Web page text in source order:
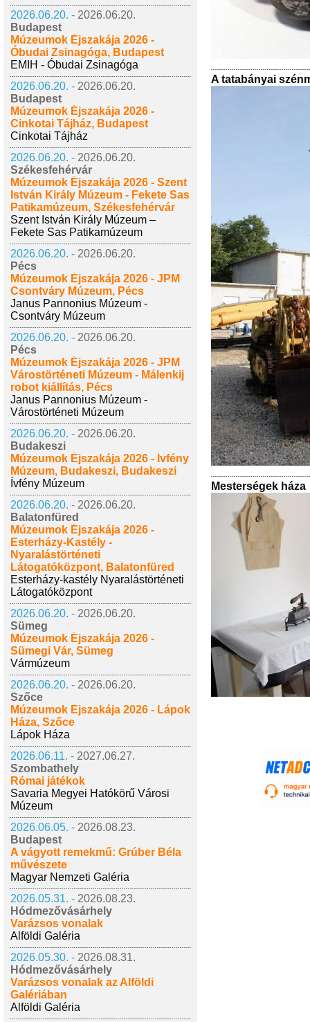
2026.06.20. - 2026.06.20.
Budapest
Múzeumok Éjszakája 2026 -
Óbudai Zsinagóga, Budapest
EMIH - Óbudai Zsinagóga
2026.06.20. - 2026.06.20.
Budapest
Múzeumok Éjszakája 2026 -
Cinkotai Tájház, Budapest
Cinkotai Tájház
2026.06.20. - 2026.06.20.
Székesfehérvár
Múzeumok Éjszakája 2026 - Szent
István Király Múzeum - Fekete Sas
Patikamúzeum, Székesfehérvár
Szent István Király Múzeum –
Fekete Sas Patikamúzeum
2026.06.20. - 2026.06.20.
Pécs
Múzeumok Éjszakája 2026 - JPM
Csontváry Múzeum, Pécs
Janus Pannonius Múzeum -
Csontváry Múzeum
2026.06.20. - 2026.06.20.
Pécs
Múzeumok Éjszakája 2026 - JPM
Várostörténeti Múzeum - Málenkij
robot kiállítás, Pécs
Janus Pannonius Múzeum -
Várostörténeti Múzeum
2026.06.20. - 2026.06.20.
Budakeszi
Múzeumok Éjszakája 2026 - Ívfény
Múzeum, Budakeszi, Budakeszi
Ívfény Múzeum
2026.06.20. - 2026.06.20.
Balatonfüred
Múzeumok Éjszakája 2026 -
Esterházy-Kastély -
Nyaralástörténeti
Látogatóközpont, Balatonfüred
Esterházy-kastély Nyaralástörténeti
Látogatóközpont
2026.06.20. - 2026.06.20.
Sümeg
Múzeumok Éjszakája 2026 -
Sümegi Vár, Sümeg
Vármúzeum
2026.06.20. - 2026.06.20.
Szőce
Múzeumok Éjszakája 2026 - Lápok
Háza, Szőce
Lápok Háza
2026.06.11. - 2027.06.27.
Szombathely
Római játékok
Savaria Megyei Hatókörű Városi
Múzeum
2026.06.05. - 2026.08.23.
Budapest
A vágyott remekmű: Grúber Béla
művészete
Magyar Nemzeti Galéria
2026.05.31. - 2026.08.23.
Hódmezővásárhely
Varázsos vonalak
Alföldi Galéria
2026.05.30. - 2026.08.31.
Hódmezővásárhely
Varázsos vonalak az Alföldi
Galériában
Alföldi Galéria
A tatabányai
Mesterségek háza